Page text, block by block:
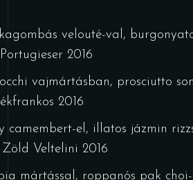
velouté-val,
2016
vajmártásban, prosciutto
2016
camembert-el, illatos jázmin
Veltelini 2016
mártással, roppanós pak